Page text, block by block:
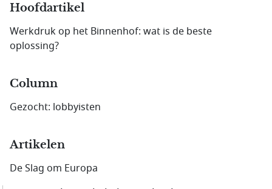
Hoofdartikel
Werkdruk op het Binnenhof: wat is de beste
oplossing?
Column
Gezocht: lobbyisten
Artikelen
De Slag om Europa